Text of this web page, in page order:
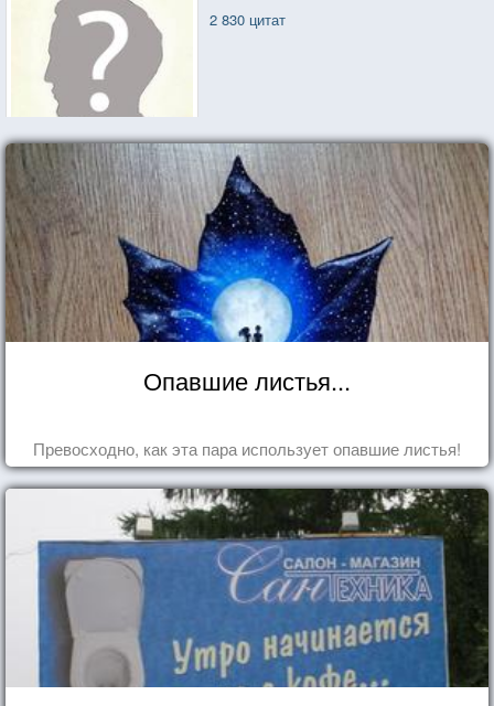
2 830 цитат
Опавшие листья...
Превосходно, как эта пара использует опавшие листья!